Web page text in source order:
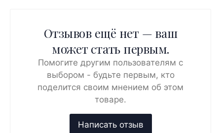
Отзывов ещё нет — ваш
может стать первым.
Помогите другим пользователям с
выбором - будьте первым, кто
поделится своим мнением об этом
товаре.